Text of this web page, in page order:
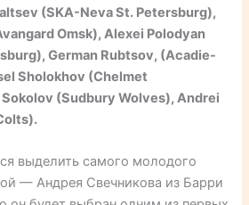
(SKA-Neva St. Petersburg),
Omsk), Alexei Polodyan
German Rubtsov, (Acadie-
Sholokhov (Chelmet
(Sudbury Wolves), Andrei
выделить самого молодого
— Андрея Свечникова из Барри